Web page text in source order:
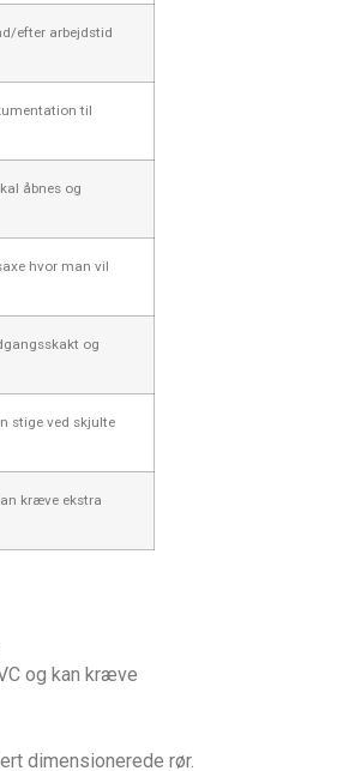
efter arbejdstid
til
åbnes og
hvor man vil
og
stige ved skjulte
kræve ekstra
og kan kræve
dimensionerede rør.